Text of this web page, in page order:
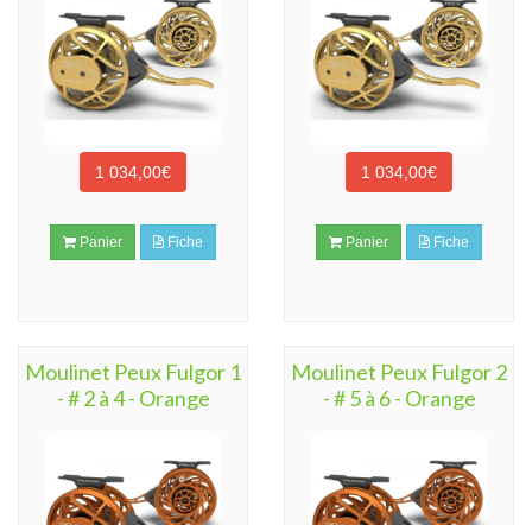
1 034,00€
Panier Fiche
1 034,00€
Panier Fiche
Moulinet Peux Fulgor 1
- # 2 à 4 - Orange
Moulinet Peux Fulgor 2
- # 5 à 6 - Orange